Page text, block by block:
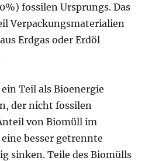
fossilen Ursprungs. Das
Verpackungsmaterialien
Erdgas oder Erdöl
Teil als Bioenergie
der nicht fossilen
von Biomüll im
besser getrennte
sinken. Teile des Biomülls